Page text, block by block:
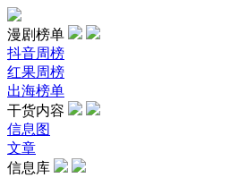
漫剧榜单
抖音周榜
红果周榜
出海榜单
干货内容
信息图
文章
信息库